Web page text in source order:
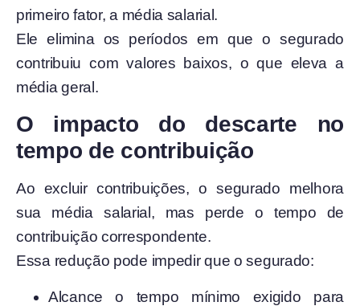
primeiro fator, a média salarial.
Ele elimina os períodos em que o segurado
contribuiu com valores baixos, o que eleva a
média geral.
O impacto do descarte no
tempo de contribuição
Ao excluir contribuições, o segurado melhora
sua média salarial, mas perde o tempo de
contribuição correspondente.
Essa redução pode impedir que o segurado:
Alcance o tempo mínimo exigido para